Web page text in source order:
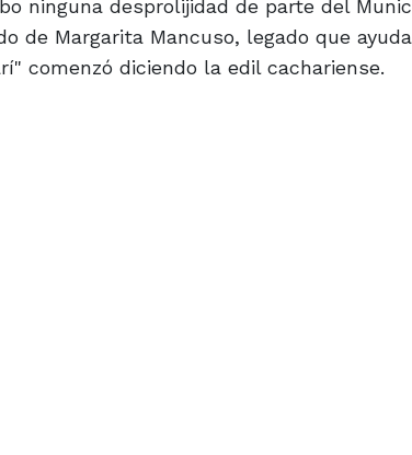
ninguna desprolijidad de parte del
de Margarita Mancuso, legado que ayuda
comenzó diciendo la edil cachariense.